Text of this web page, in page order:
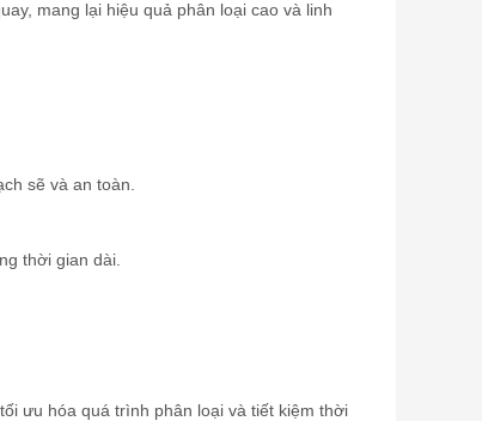
mang lại hiệu quả phân loại cao và linh
sẽ và an toàn.
thời gian dài.
ưu hóa quá trình phân loại và tiết kiệm thời